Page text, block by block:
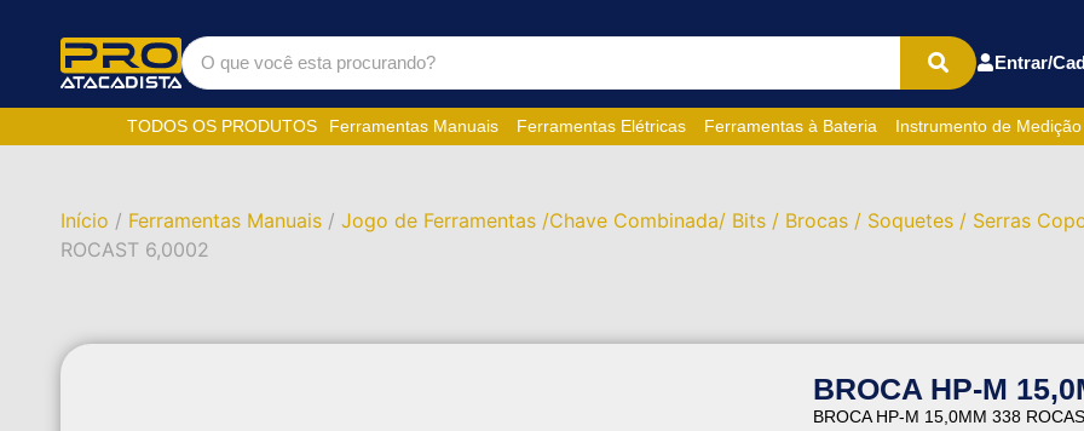
Entrar/
TODOS OS PRODUTOS Ferramentas Manuais Ferramentas Elétricas Ferramentas à Bateria Instrumento de
Início / Ferramentas Manuais / Jogo de Ferramentas /Chave Combinada/ Bits / Brocas / Soquetes / Serras
ROCAST 6,0002
BROCA HP-M
BROCA HP-M 15,0MM 338